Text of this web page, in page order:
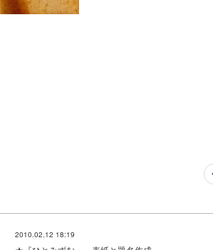
2010.02.12 18:19